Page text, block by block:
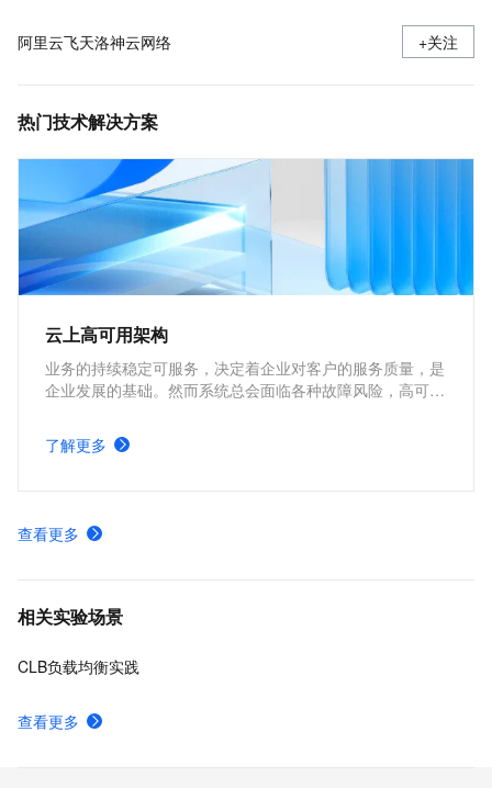
阿里云飞天洛神云网络 +关注
热门技术解决方案
云上高可用架构
业务的持续稳定可服务，决定着企业对客户的服务质量，是
企业发展的基础。然而系统总会面临各种故障风险，高可用
点故障，确保系统在局部受损时仍能持续提供服务。本方案
从企业上云最基础的需求出发，介绍如何在云端逐层构建稳
了解更多
查看更多
相关实验场景
CLB负载均衡实践
查看更多